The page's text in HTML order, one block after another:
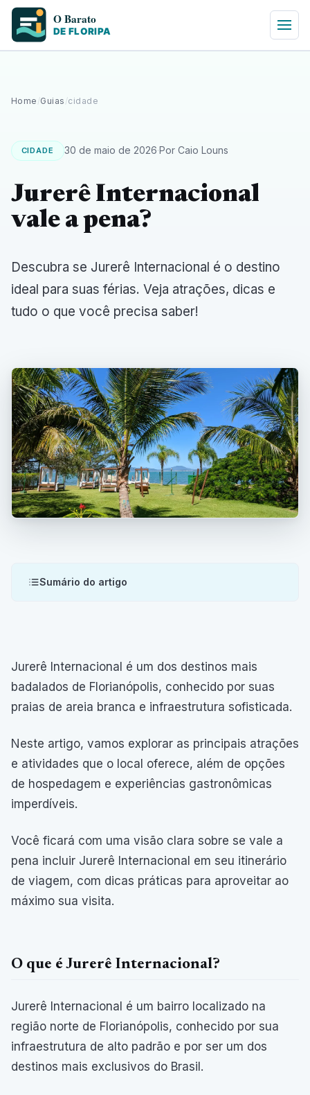
Home /Guias /cidade
CIDADE 30 de maio de 2026·Por Caio Louns
Jurerê Internacional
vale a pena?
Descubra se Jurerê Internacional é o destino
ideal para suas férias. Veja atrações, dicas e
tudo o que você precisa saber!
Sumário do artigo
Jurerê Internacional é um dos destinos mais
badalados de Florianópolis, conhecido por suas
praias de areia branca e infraestrutura sofisticada.
Neste artigo, vamos explorar as principais atrações
e atividades que o local oferece, além de opções
de hospedagem e experiências gastronômicas
imperdíveis.
Você ficará com uma visão clara sobre se vale a
pena incluir Jurerê Internacional em seu itinerário
de viagem, com dicas práticas para aproveitar ao
máximo sua visita.
O que é Jurerê Internacional?
Jurerê Internacional é um bairro localizado na
região norte de Florianópolis, conhecido por sua
infraestrutura de alto padrão e por ser um dos
destinos mais exclusivos do Brasil.